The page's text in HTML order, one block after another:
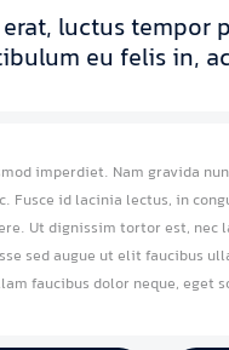
luctus tempor
eu felis in,
imperdiet. Nam gravida
Fusce id lacinia lectus, in
Ut dignissim tortor est, nec
sed augue ut elit faucibus
faucibus dolor neque, eget